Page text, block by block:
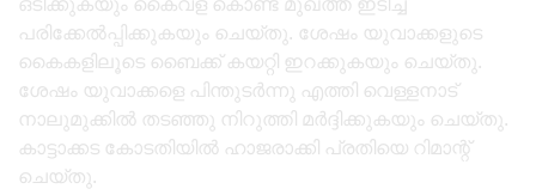
പരിക്കേൽപ്പിക്കുകയും ചെയ്തു. ശേഷം യുവാക്കളുടെ
കൈകളിലൂടെ ബൈക്ക് കയറ്റി ഇറക്കുകയും ചെയ്‌തു.
ശേഷം യുവാക്കളെ പിന്തുടർന്നു എത്തി വെള്ളനാട്
നാലുമുക്കിൽ തടഞ്ഞു നിറുത്തി മർദ്ദിക്കുകയും ചെയ്‌തു.
കാട്ടാക്കട കോടതിയിൽ ഹാജരാക്കി പ്രതിയെ റിമാന്റ്
ചെയ്തു.